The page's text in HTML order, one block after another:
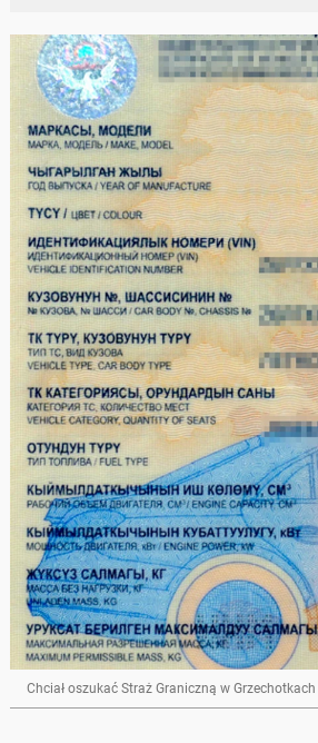
Chciał oszukać Straż Graniczną w Grzechotkach